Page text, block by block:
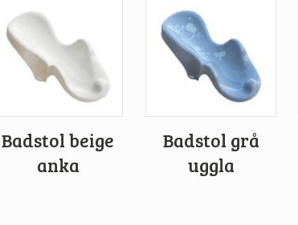
Badstol beige
anka
Badstol grå
uggla